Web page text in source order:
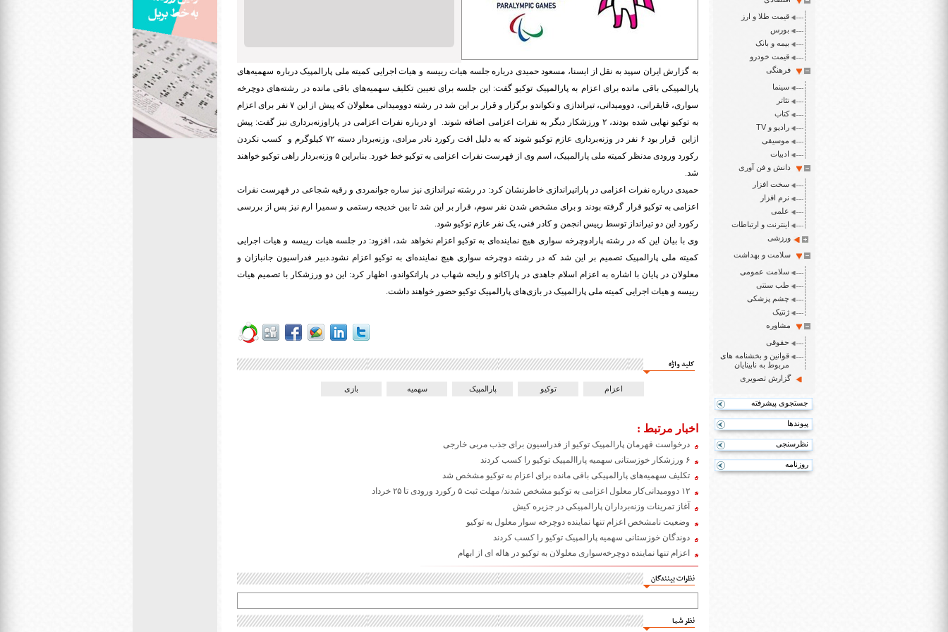
قیمت طلا و ارز
بورس
بیمه و بانک
قیمت خودرو
فرهنگی
سینما
تئاتر
کتاب
رادیو و TV
موسیقی
ادبیات
دانش و فن آوری
سخت افزار
نرم افزار
علمی
اینترنت و ارتباطات
ورزشی
سلامت و بهداشت
سلامت عمومی
طب سنتی
چشم پزشکی
ژنتیک
مشاوره
حقوقی
قوانین و بخشنامه های
مربوط به نابینایان
گزارش تصویری
جستجوی پیشرفته
پیوندها
نظرسنجی
روزنامه
به گزارش ایران سپید به نقل از ایسنا، مسعود حمیدی درباره جلسه هیات رییسه و هیات اجرایی کمیته ملی پارالمپیک درباره سهمیه‌های
پارالمپیکی باقی مانده برای اعزام به پارالمپیک توکیو گفت: این جلسه برای تعیین تکلیف سهمیه‌های باقی مانده در رشته‌های دوچرخه
سواری، قایقرانی، دوومیدانی، تیراندازی و تکواندو برگزار و قرار بر این شد در رشته دوومیدانی معلولان که پیش از این ۷ نفر برای اعزام
به توکیو نهایی شده بودند، ۲ ورزشکار دیگر به نفرات اعزامی اضافه شوند. او درباره نفرات اعزامی در پاراوزنه‌برداری نیز گفت: پیش
ازاین قرار بود ۶ نفر در وزنه‌برداری عازم توکیو شوند که به دلیل افت رکورد نادر مرادی، وزنه‌بردار دسته ۷۲ کیلوگرم و کسب نکردن
رکورد ورودی مدنظر کمیته ملی پارالمپیک، اسم وی از فهرست نفرات اعزامی به توکیو خط خورد. بنابراین ۵ وزنه‌بردار راهی توکیو خواهند
شد.
حمیدی درباره نفرات اعزامی در پاراتیراندازی خاطرنشان کرد: در رشته تیراندازی نیز ساره جوانمردی و رقیه شجاعی در فهرست نفرات
اعزامی به توکیو قرار گرفته بودند و برای مشخص شدن نفر سوم، قرار بر این شد تا بین خدیجه رستمی و سمیرا ارم نیز پس از بررسی
رکورد این دو تیرانداز توسط رییس انجمن و کادر فنی، یک نفر عازم توکیو شود.
وی با بیان این که در رشته پارادوچرخه سواری هیچ نماینده‌ای به توکیو اعزام نخواهد شد، افزود: در جلسه هیات رییسه و هیات اجرایی
کمیته ملی پارالمپیک تصمیم بر این شد که در رشته دوچرخه سواری هیچ نماینده‌ای به توکیو اعزام نشود.دبیر فدراسیون جانبازان و
معلولان در پایان با اشاره به اعزام اسلام جاهدی در پاراکانو و رایحه شهاب در پاراتکواندو، اظهار کرد: این دو ورزشکار با تصمیم هیات
رییسه و هیات اجرایی کمیته ملی پارالمپیک در بازی‌های پارالمپیک توکیو حضور خواهند داشت.
کلید واژه
اعزام توکیو پارالمپیک سهمیه بازی
اخبار مرتبط :
درخواست قهرمان پارالمپیک توکیو از فدراسیون برای جذب مربی خارجی
۶ ورزشکار خوزستانی سهمیه پاراالمپیک توکیو را کسب کردند
تکلیف سهمیه‌های پارالمپیکی باقی مانده برای اعزام به توکیو مشخص شد
۱۲ دوومیدانی‌کار معلول اعزامی به توکیو مشخص شدند/ مهلت ثبت ۵ رکورد ورودی تا ۲۵ خرداد
آغاز تمرینات وزنه‌برداران پارالمپیکی در جزیره کیش
وضعیت نامشخص اعزام تنها نماینده دوچرخه سوار معلول به توکیو
دوندگان خوزستانی سهمیه پارالمپیک توکیو را کسب کردند
اعزام تنها نماینده دوچرخه‌سواری معلولان به توکیو در هاله ای از ابهام
نظرات بینندگان
نظر شما